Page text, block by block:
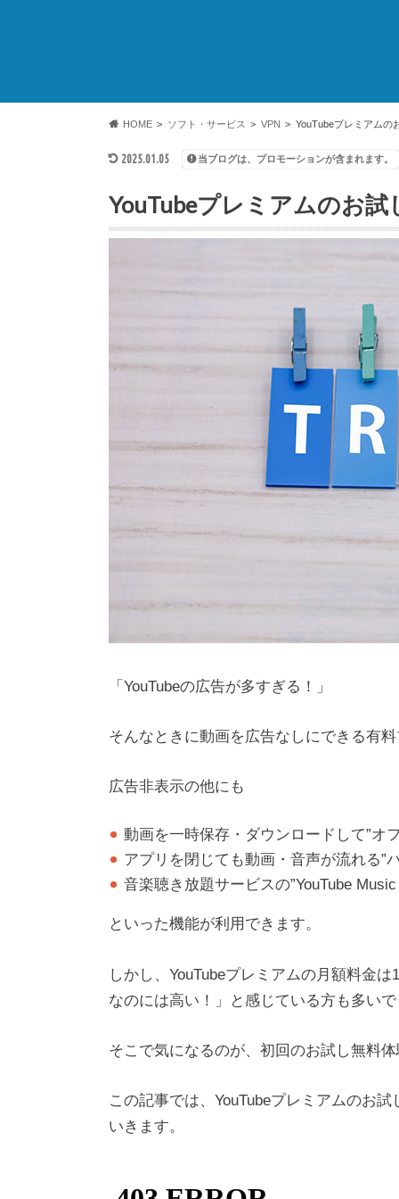
HOME ソフト・サービス VPN YouTubeプレミアムの
2025.01.05 当ブログは、プロモーションが含まれます。
YouTubeプレミアムのお
「YouTubeの広告が多すぎる！」
そんなときに動画を広告なしにできる有
広告非表示の他にも
動画を一時保存・ダウンロードして”オ
アプリを閉じても動画・音声が流れる”
音楽聴き放題サービスの”YouTube
といった機能が利用できます。
しかし、YouTubeプレミアムの月額料金
なのには高い！」と感じている方も多い
そこで気になるのが、初回のお試し無料
この記事では、YouTubeプレミアムのお
いきます。